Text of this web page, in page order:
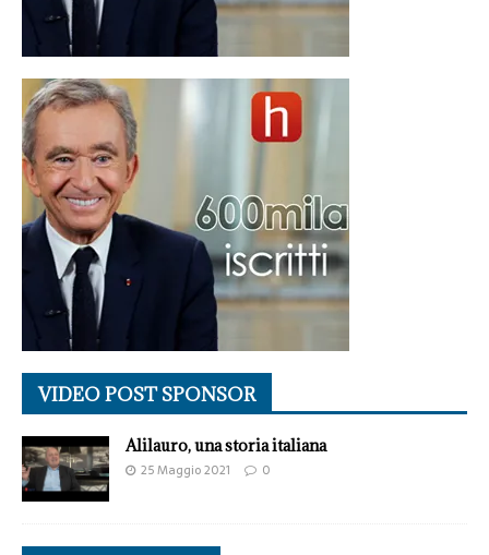
VIDEO POST SPONSOR
Alilauro, una storia italiana
25 Maggio 2021 0